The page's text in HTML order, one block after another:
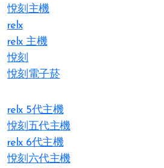
悅刻主機
relx
relx 主機
悅刻
悅刻電子菸
relx 5代主機
悅刻五代主機
relx 6代主機
悅刻六代主機